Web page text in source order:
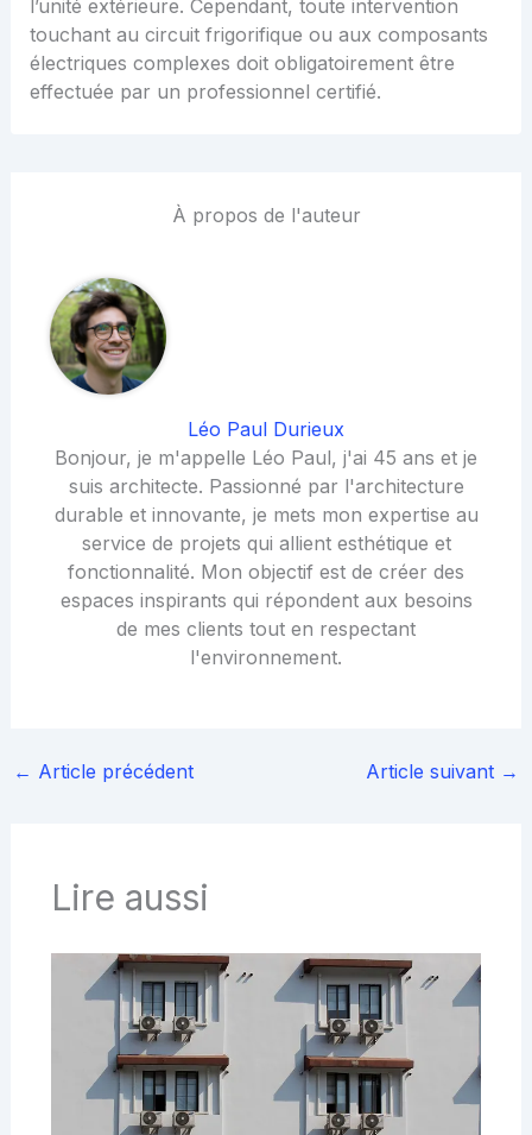
l’unité extérieure. Cependant, toute intervention
touchant au circuit frigorifique ou aux composants
électriques complexes doit obligatoirement être
effectuée par un professionnel certifié.
À propos de l'auteur
Léo Paul Durieux
Bonjour, je m'appelle Léo Paul, j'ai 45 ans et je
suis architecte. Passionné par l'architecture
durable et innovante, je mets mon expertise au
service de projets qui allient esthétique et
fonctionnalité. Mon objectif est de créer des
espaces inspirants qui répondent aux besoins
de mes clients tout en respectant
l'environnement.
← Article précédent Article suivant →
Lire aussi